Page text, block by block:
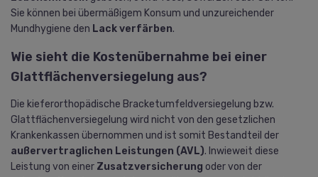
Sie können bei übermäßigem Konsum und unzureichender
Mundhygiene den Lack verfärben.
Wie sieht die Kostenübernahme bei einer
Glattflächenversiegelung aus?
Die kieferorthopädische Bracketumfeldversiegelung bzw.
Glattflächenversiegelung wird nicht von den gesetzlichen
Krankenkassen übernommen und ist somit Bestandteil der
außervertraglichen Leistungen (AVL). Inwieweit diese
Leistung von einer Zusatzversicherung oder von der